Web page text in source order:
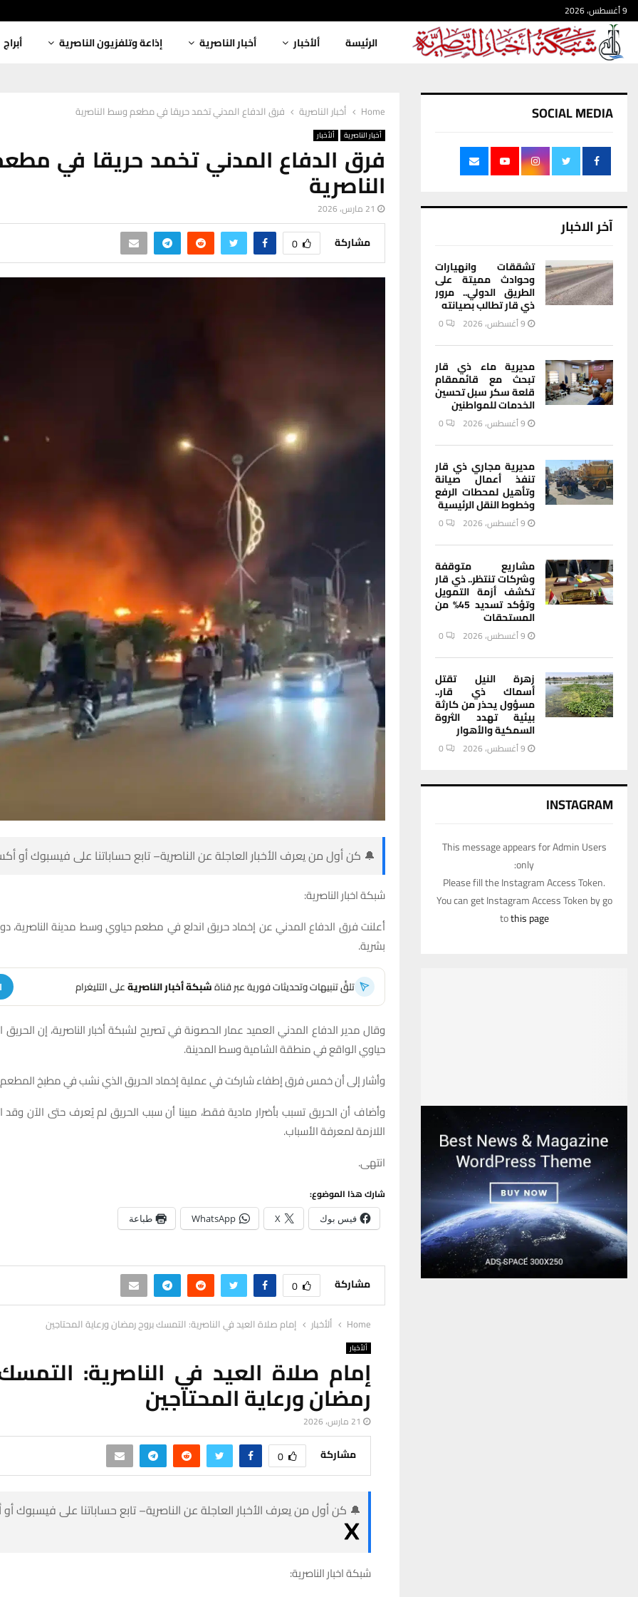
9 أغسطس، 2026
الرئيسة ألأخبار أخبار الناصرية إذاعة وتلفزيون الناصرية أبراج
Home أخبار الناصرية فرق الدفاع المدني تخمد حريقا في مطعم وسط الناصرية
أخبار الناصرية ألأخبار
فرق الدفاع المدني تخمد حريقا في
الناصرية
21 مارس، 2026
مشاركة 0
🔔 كن أول من يعرف الأخبار العاجلة عن الناصرية– تابع حساباتنا على فيسبوك أو
شبكة اخبار الناصرية:
أعلنت فرق الدفاع المدني عن إخماد حريق اندلع في مطعم حياوي وسط مدينة الناصرية،
بشرية.
تلقَّ تنبيهات وتحديثات فورية عبر قناةشبكة أخبار الناصريةعلى التليغرام
وقال مدير الدفاع المدني العميد عمار الحصونة في تصريح لشبكة أخبار الناصرية، إن
حياوي الواقع في منطقة الشامية وسط المدينة.
وأشار إلى أن خمس فرق إطفاء شاركت في عملية إخماد الحريق الذي نشب في مطبخ
وأضاف أن الحريق تسبب بأضرار مادية فقط، مبينا أن سبب الحريق لم يُعرف حتى الآن وقد
اللازمة لمعرفة الأسباب.
انتهى.
شارك هذا الموضوع:
فيس بوك X
WhatsApp طباعة
مشاركة 0
Home ألأخبار إمام صلاة العيد في الناصرية: التمسك بروح رمضان ورعاية المحتاجين
ألأخبار
إمام صلاة العيد في الناصرية:
رمضان ورعاية المحتاجين
21 مارس، 2026
مشاركة 0
🔔 كن أول من يعرف الأخبار العاجلة عن الناصرية– تابع حساباتنا على فيسبوك
شبكة اخبار الناصرية:
SOCIAL MEDIA
آخر الاخبار
تشققات وانهيارات
وحوادث مميتة على
الطريق الدولي.. مرور
ذي قار تطالب بصيانته
9 أغسطس، 2026 0
مديرية ماء ذي قار
تبحث مع قائممقام
قلعة سكر سبل تحسين
الخدمات للمواطنين
9 أغسطس، 2026 0
مديرية مجاري ذي قار
تنفذ أعمال صيانة
وتأهيل لمحطات الرفع
وخطوط النقل الرئيسية
9 أغسطس، 2026 0
مشاريع متوقفة
وشركات تنتظر.. ذي قار
تكشف أزمة التمويل
وتؤكد تسديد 45% من
المستحقات
9 أغسطس، 2026 0
زهرة النيل تقتل
أسماك ذي قار..
مسؤول يحذر من كارثة
بيئية تهدد الثروة
السمكية والأهوار
9 أغسطس، 2026 0
INSTAGRAM
This message appears for Admin Users
only:
Please fill the Instagram Access Token.
You can get Instagram Access Token by go
tothis page